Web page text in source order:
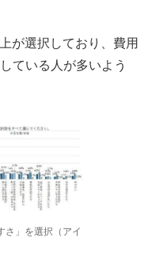
が選択しており、費用
ている人が多いよう
さ」を選択（アイ